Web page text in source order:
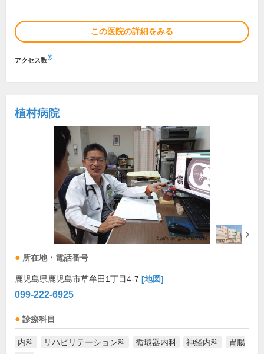
この医院の詳細をみる
アクセス数※
植村病院
所在地・電話番号
鹿児島県鹿児島市草牟田1丁目4-7 [地図]
099-222-6925
診療科目
内科 リハビリテーション科 循環器内科 神経内科
胃腸